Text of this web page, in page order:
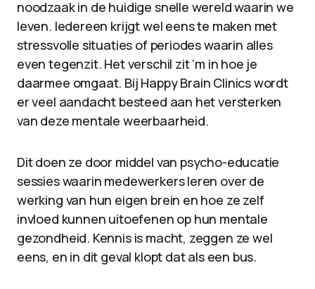
noodzaak in de huidige snelle wereld waarin we
leven. Iedereen krijgt wel eens te maken met
stressvolle situaties of periodes waarin alles
even tegenzit. Het verschil zit ‘m in hoe je
daarmee omgaat. Bij Happy Brain Clinics wordt
er veel aandacht besteed aan het versterken
van deze mentale weerbaarheid.
Dit doen ze door middel van psycho-educatie
sessies waarin medewerkers leren over de
werking van hun eigen brein en hoe ze zelf
invloed kunnen uitoefenen op hun mentale
gezondheid. Kennis is macht, zeggen ze wel
eens, en in dit geval klopt dat als een bus.